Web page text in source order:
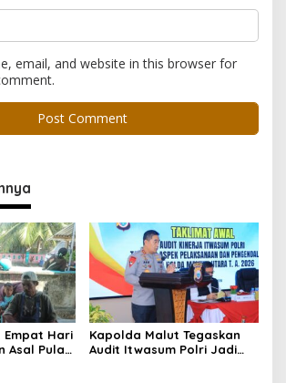
email, and website in this browser for
Empat Hari
Asal Pulau
Kapolda Malut Tegaskan
Audit Itwasum Polri Jadi